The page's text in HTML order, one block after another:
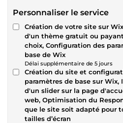
Personnaliser le service
Création de votre site sur
d'un thème gratuit ou
choix, Configuration des
base de Wix
Délai supplémentaire de 5 jours
Création du site et
paramètres de base sur Wix,
d'un slider sur la page
web, Optimisation du Responsive afin
que le site soit adapté pour
tailles d’écran